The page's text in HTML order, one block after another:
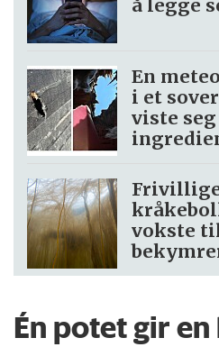
å legge
En
i et
viste
vokste
Én potet gir